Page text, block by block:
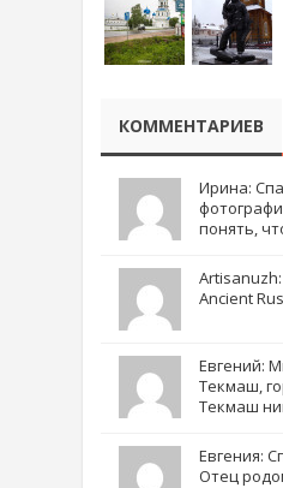
КОММЕНТАРИЕВ
Ирина:
понять,
Ancient
Евгений:
Текмаш,
Текмаш
Евгения:
Отец